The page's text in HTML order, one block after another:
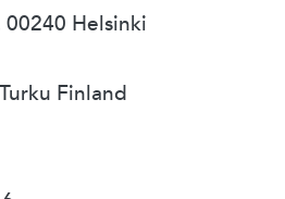
Helsinki
Finland